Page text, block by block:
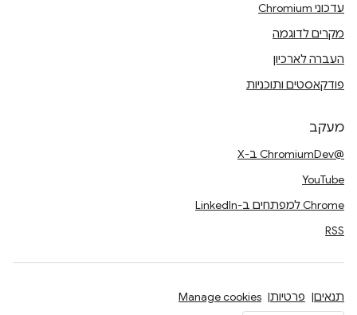
עדכוני Chromium
מקרים לדוגמה
העברה לארכיון
פודקאסטים ותוכניות
מעקב
@ChromiumDev ב-X
YouTube
Chrome למפתחים ב-LinkedIn
RSS
תנאים פרטיות Manage cookies